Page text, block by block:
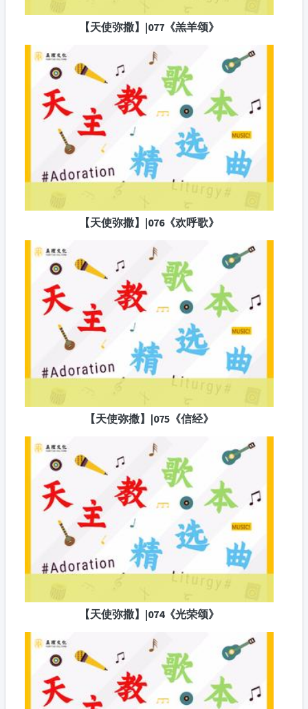
【天使弥撒】|077《羔羊颂》
【天使弥撒】|076《欢呼歌》
【天使弥撒】|075《信经》
【天使弥撒】|074《光荣颂》